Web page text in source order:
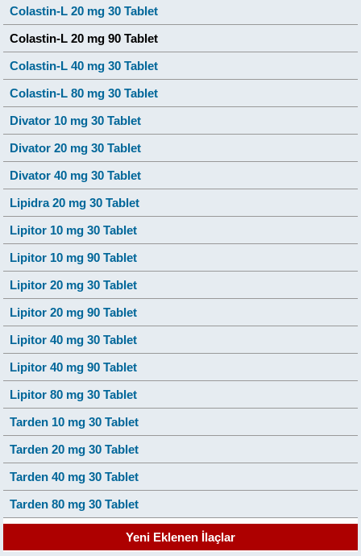
Colastin-L 20 mg 30 Tablet
Colastin-L 20 mg 90 Tablet
Colastin-L 40 mg 30 Tablet
Colastin-L 80 mg 30 Tablet
Divator 10 mg 30 Tablet
Divator 20 mg 30 Tablet
Divator 40 mg 30 Tablet
Lipidra 20 mg 30 Tablet
Lipitor 10 mg 30 Tablet
Lipitor 10 mg 90 Tablet
Lipitor 20 mg 30 Tablet
Lipitor 20 mg 90 Tablet
Lipitor 40 mg 30 Tablet
Lipitor 40 mg 90 Tablet
Lipitor 80 mg 30 Tablet
Tarden 10 mg 30 Tablet
Tarden 20 mg 30 Tablet
Tarden 40 mg 30 Tablet
Tarden 80 mg 30 Tablet
Yeni Eklenen İlaçlar